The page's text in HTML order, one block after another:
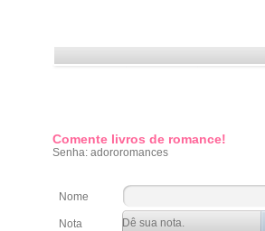
Comente livros de romance!
Senha: adororomances
Nome
Nota